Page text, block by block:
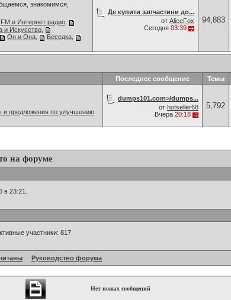
знакомимся,
FM и Интернет радио
и Искусство
Он и Она Беседка
Де купити запчастини до...
от AliceFox
Сегодня 03:39
94,883
Последнее сообщение Темы
и предложения по улучшению
dumps101.com>/dumps...
от hotseller68
Вчера 20:18
5,792
на форуме
23:21.
участники: 817
Руководство форума
Нет новых сообщений